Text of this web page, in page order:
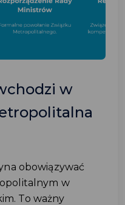
w
obowiązywać
w
To ważny